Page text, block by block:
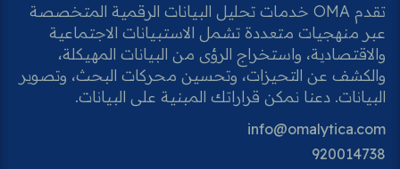
تقدم OMA خدمات تحليل البيانات الرقمية المتخصصة
عبر منهجيات متعددة تشمل الاستبيانات الاجتماعية
والاقتصادية، واستخراج الرؤى من البيانات المهيكلة،
والكشف عن التحيزات، وتحسين محركات البحث، وتصوير
البيانات. دعنا نمكن قراراتك المبنية على البيانات.
info@omalytica.com
920014738